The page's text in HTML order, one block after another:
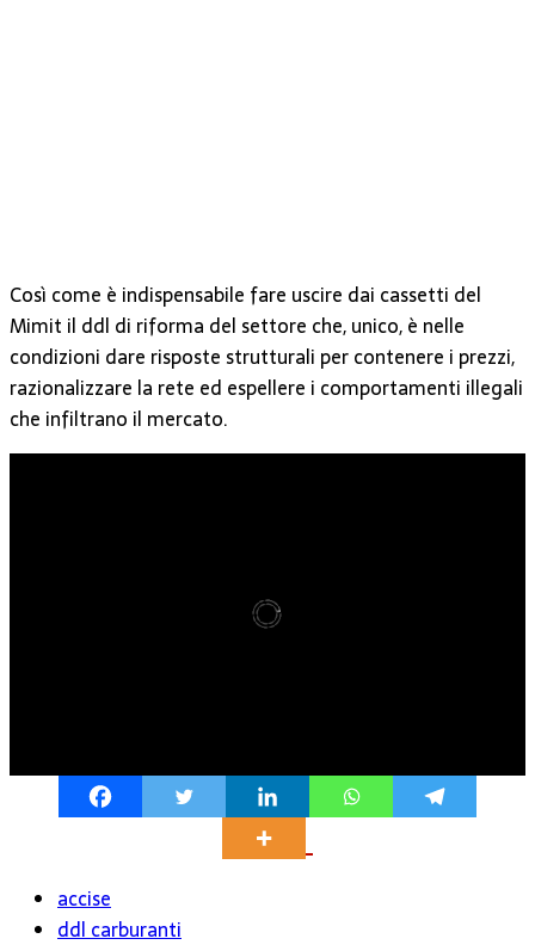
Così come è indispensabile fare uscire dai cassetti del
Mimit il ddl di riforma del settore che, unico, è nelle
condizioni dare risposte strutturali per contenere i prezzi,
razionalizzare la rete ed espellere i comportamenti illegali
che infiltrano il mercato.
accise
ddl carburanti